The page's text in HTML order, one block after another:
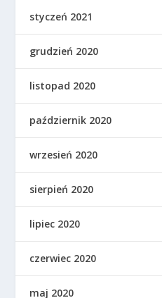
styczeń 2021
grudzień 2020
listopad 2020
październik 2020
wrzesień 2020
sierpień 2020
lipiec 2020
czerwiec 2020
maj 2020